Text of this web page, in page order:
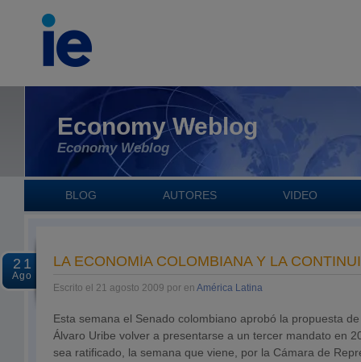
Economy Weblog
Economy Weblog
BLOG AUTORES VIDEO
21
Ago
LA ECONOMÍA COLOMBIANA Y LA
Escrito el 21 agosto 2009 por en América Latina
Esta semana el Senado colombiano aprobó la propuesta
Álvaro Uribe volver a presentarse a un tercer mandato en
sea ratificado, la semana que viene, por la Cámara de